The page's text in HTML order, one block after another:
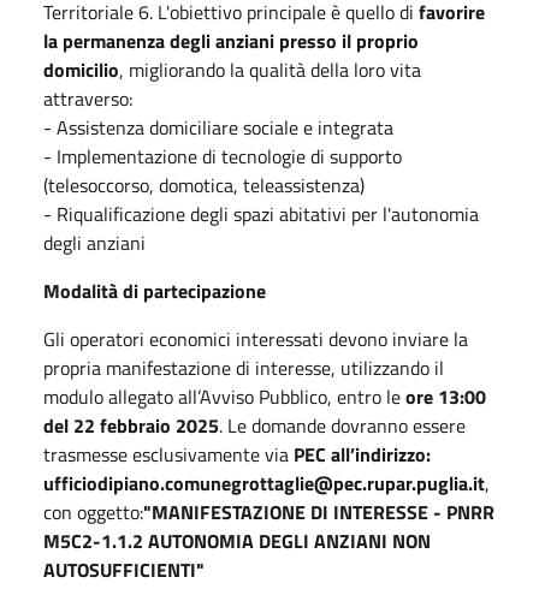
Territoriale 6. L'obiettivo principale è quello di favorire
la permanenza degli anziani presso il proprio
domicilio, migliorando la qualità della loro vita
attraverso:
- Assistenza domiciliare sociale e integrata
- Implementazione di tecnologie di supporto
(telesoccorso, domotica, teleassistenza)
- Riqualificazione degli spazi abitativi per l'autonomia
degli anziani
Modalità di partecipazione
Gli operatori economici interessati devono inviare la
propria manifestazione di interesse, utilizzando il
modulo allegato all’Avviso Pubblico, entro leore 13:00
del 22 febbraio 2025. Le domande dovranno essere
trasmesse esclusivamente via PEC all’indirizzo:
ufficiodipiano.comunegrottaglie@pec.rupar.puglia.it,
con oggetto:"MANIFESTAZIONE DI INTERESSE - PNRR
M5C2-1.1.2 AUTONOMIA DEGLI ANZIANI NON
AUTOSUFFICIENTI"